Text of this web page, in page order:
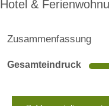
Hotel &
Zusammenfassung
Gesamteindruck